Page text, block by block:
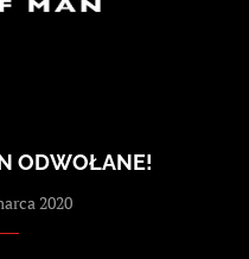
ODWOŁANE!
2020